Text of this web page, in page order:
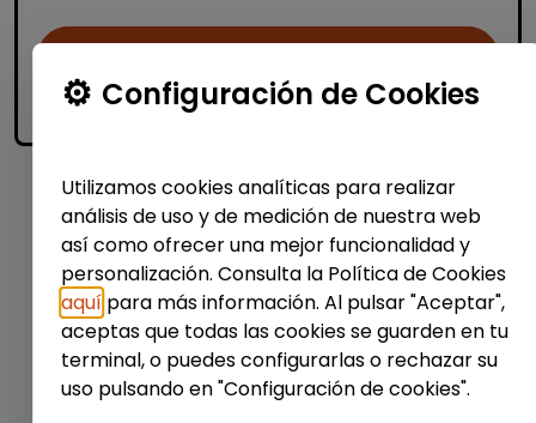
accessibility_new
1
No te pierdas nada
Configuración de Cookies
Utilizamos cookies analíticas para realizar
análisis de uso y de medición de nuestra web
así como ofrecer una mejor funcionalidad y
personalización. Consulta la Política de Cookies
aquí para más información. Al pulsar "Aceptar",
aceptas que todas las cookies se guarden en tu
terminal, o puedes configurarlas o rechazar su
uso pulsando en "Configuración de cookies".